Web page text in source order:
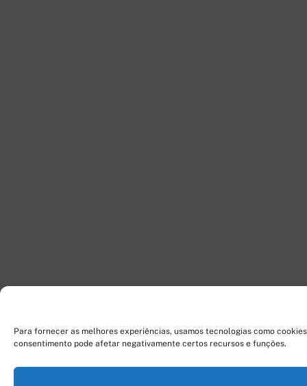
Para fornecer as melhores experiências, usamos tecnologias como
consentimento pode afetar negativamente certos recursos e funções.